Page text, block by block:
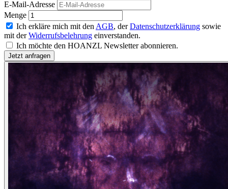
E-Mail-Adresse
Menge
Ich erkläre mich mit den AGB, derDatenschutzerklärung sowie
mit derWiderrufsbelehrung einverstanden.
Ich möchte den HOANZL Newsletter abonnieren.